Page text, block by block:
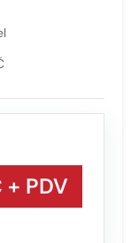
+ PDV